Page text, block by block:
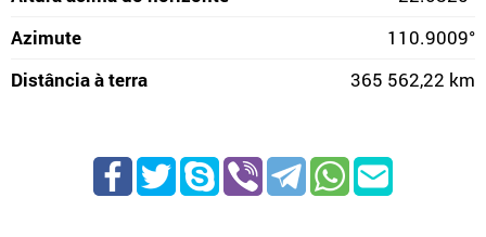
Azimute
110.9009°
Distância à terra
365 562,22 km